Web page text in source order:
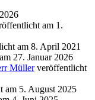
am 1.
am 8. April 2021
27. Januar 2026
Müller veröffentlicht
am 5. August 2025